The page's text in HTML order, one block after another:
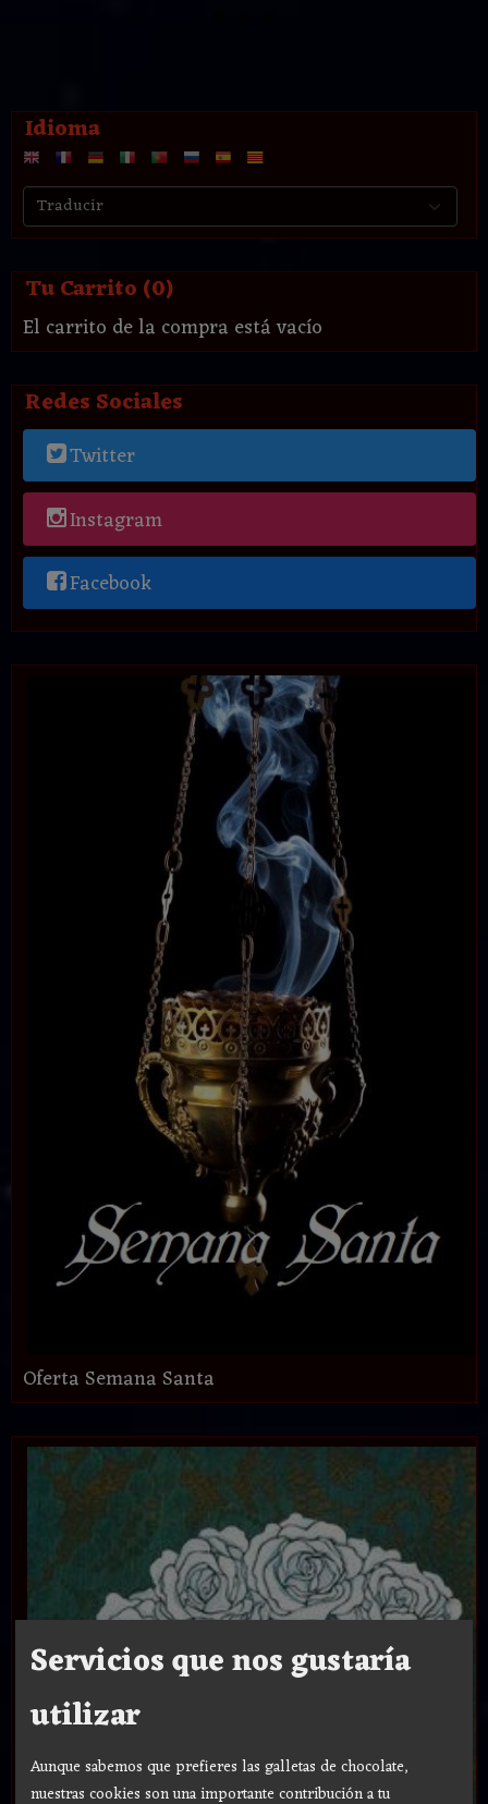
Idioma
Tu Carrito (0)
El carrito de la compra está vacío
Redes Sociales
Twitter
Instagram
Facebook
Oferta Semana Santa
Servicios que nos gustaría
utilizar
Aunque sabemos que prefieres las galletas de chocolate,
nuestras cookies son una importante contribución a tu